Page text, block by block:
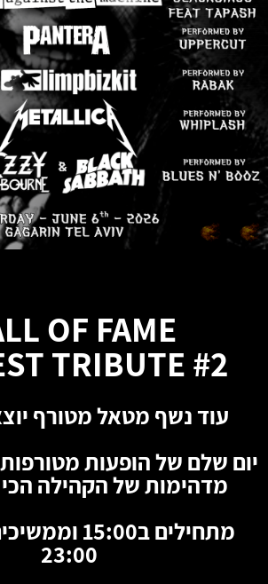
OF FAME
TRIBUTE #2
עוד נשף מטאל מטורף
יום שלם של הופעות
מדהימות של הקהילה
מתחילים
23:00